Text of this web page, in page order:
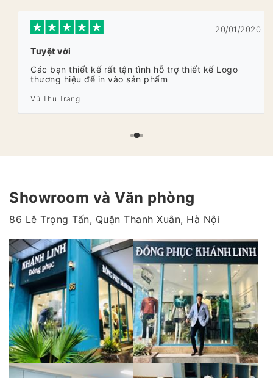
20/01/2020
Tuyệt vời
Các bạn thiết kế rất tận tình hỗ trợ thiết kế Logo
thương hiệu để in vào sản phẩm
Vũ Thu Trang
Showroom và Văn phòng
86 Lê Trọng Tấn, Quận Thanh Xuân, Hà Nội